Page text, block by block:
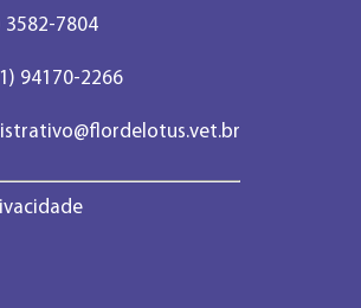
3582-7804
94170-2266